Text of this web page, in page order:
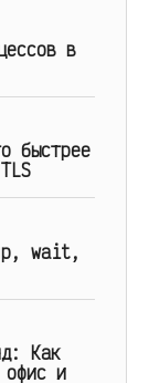
в
быстрее
wait,
Как
офис и